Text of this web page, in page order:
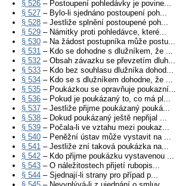
§ 526 – Postoupení pohledávky je povine...
§ 527 – Bylo-li sjednáno postoupení poh...
§ 528 – Jestliže splnění postoupené poh...
§ 529 – Námitky proti pohledávce, které...
§ 530 – Na žádost postupníka může postu...
§ 531 – Kdo se dohodne s dlužníkem, že ...
§ 532 – Obsah závazku se převzetím dluh...
§ 533 – Kdo bez souhlasu dlužníka dohod...
§ 534 – Kdo se s dlužníkem dohodne, že ...
§ 535 – Poukázkou se opravňuje poukazní...
§ 536 – Pokud je poukázaný to, co má pl...
§ 537 – Jestliže přijme poukázaný pouká...
§ 538 – Dokud poukázaný ještě nepřijal ...
§ 539 – Počala-li ve vztahu mezi poukaz...
§ 540 – Peněžní ústav může vystavit na ...
§ 541 – Jestliže zní taková poukázka na...
§ 542 – Kdo přijme poukázku vystavenou ...
§ 543 – O náležitostech přijetí rubopis...
§ 544 – Sjednají-li strany pro případ p...